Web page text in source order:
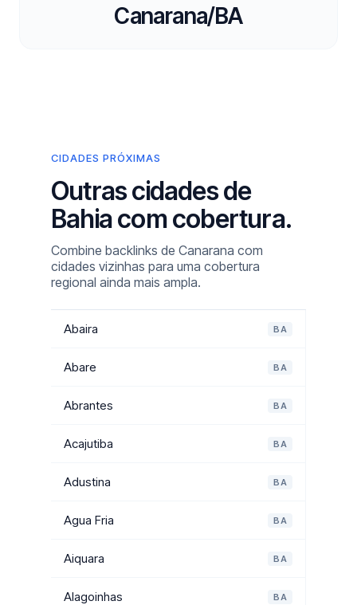
Canarana/BA
CIDADES PRÓXIMAS
Outras cidades de
Bahia com cobertura.
Combine backlinks de Canarana com
cidades vizinhas para uma cobertura
regional ainda mais ampla.
Abaira BA
Abare BA
Abrantes BA
Acajutiba BA
Adustina BA
Agua Fria BA
Aiquara BA
Alagoinhas BA